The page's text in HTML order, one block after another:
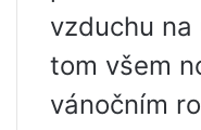
vzduchu
tom všem
vánočním